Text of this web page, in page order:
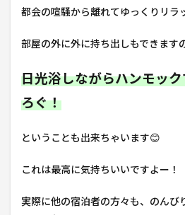
都会の喧騒から離れてゆっくりリラ
部屋の外に外に持ち出しもできます
日光浴しながらハンモッ
ろぐ！
ということも出来ちゃいます😊
これは最高に気持ちいいですよー！
実際に他の宿泊者の方々も、のんび